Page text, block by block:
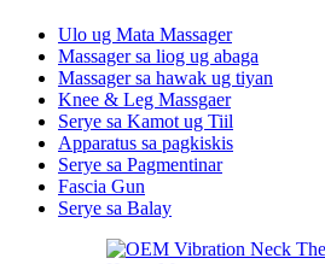
Ulo ug Mata Massager
Massager sa liog ug abaga
Massager sa hawak ug tiyan
Knee & Leg Massgaer
Serye sa Kamot ug Tiil
Apparatus sa pagkiskis
Serye sa Pagmentinar
Fascia Gun
Serye sa Balay